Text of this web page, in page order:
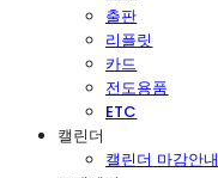
출판
리플릿
카드
전도용품
ETC
캘린더
캘린더 마감안내